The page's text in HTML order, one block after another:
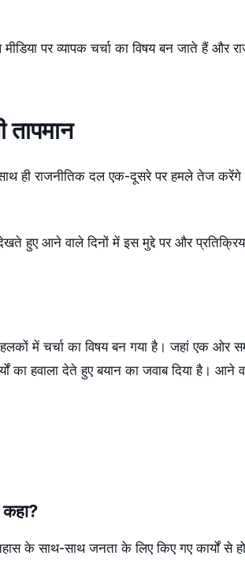
पर व्यापक चर्चा का विषय बन जाते हैं और
तापमान
ही राजनीतिक दल एक-दूसरे पर हमले तेज
हुए आने वाले दिनों में इस मुद्दे पर और
में चर्चा का विषय बन गया है। जहां एक ओर
का हवाला देते हुए बयान का जवाब दिया है। आने
के साथ-साथ जनता के लिए किए गए कार्यों से